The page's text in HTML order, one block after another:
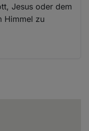
Jesus oder dem
Himmel zu